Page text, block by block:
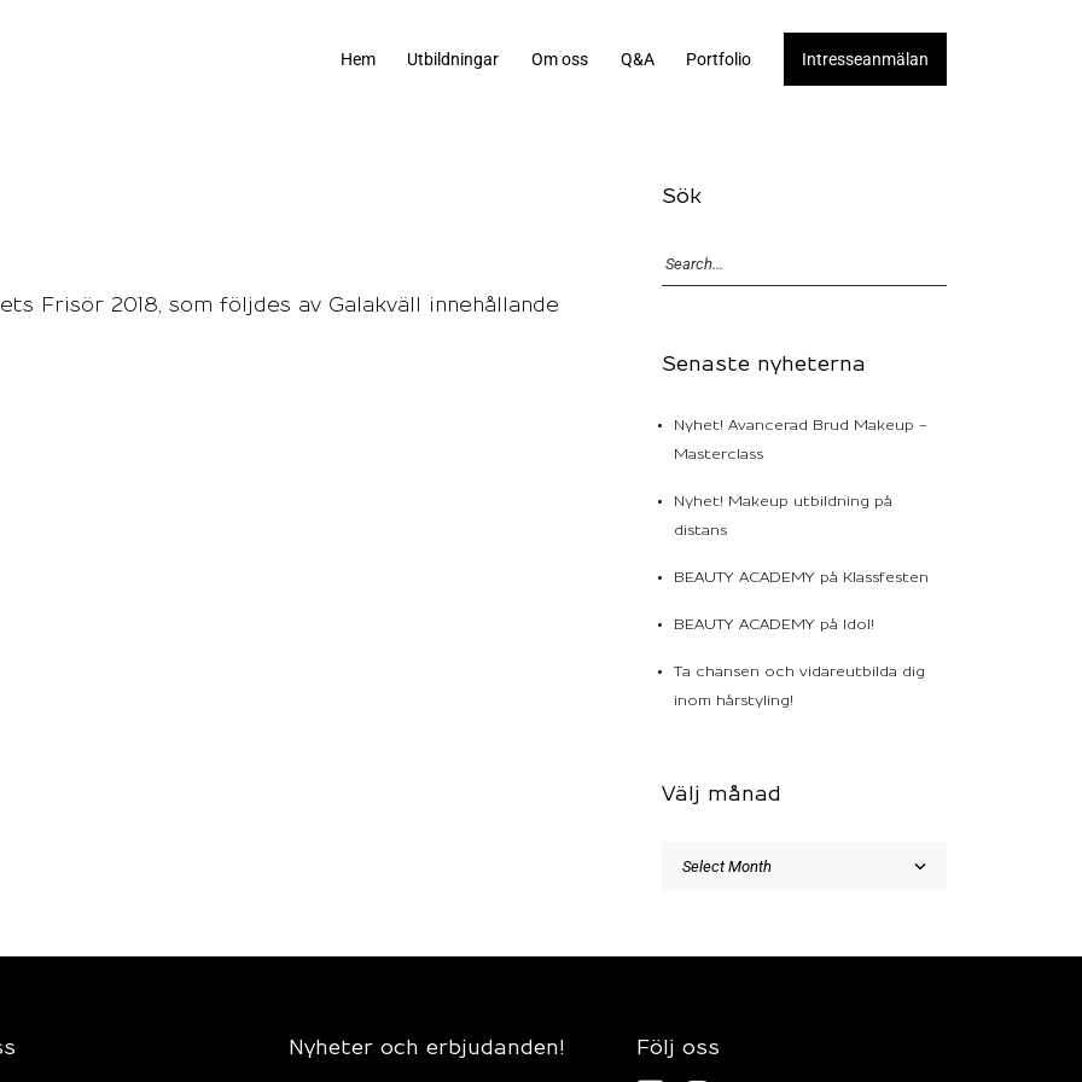
Hem Utbildningar Om oss Q&A Portfolio Intresseanmälan
Frisör 2018, som följdes av Galakväll innehållande
Sök
Senaste nyheterna
Nyhet! Avancerad Brud Makeup –
Masterclass
Nyhet! Makeup utbildning på
distans
BEAUTY ACADEMY på Klassfesten
BEAUTY ACADEMY på Idol!
Ta chansen och vidareutbilda dig
inom hårstyling!
Välj månad
Nyheter och erbjudanden! Följ oss